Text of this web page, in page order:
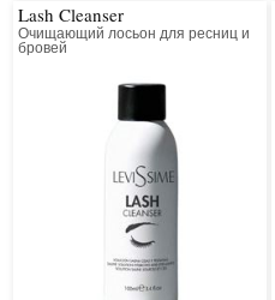
Lash Cleanser
Очищающий лосьон для ресниц и
бровей